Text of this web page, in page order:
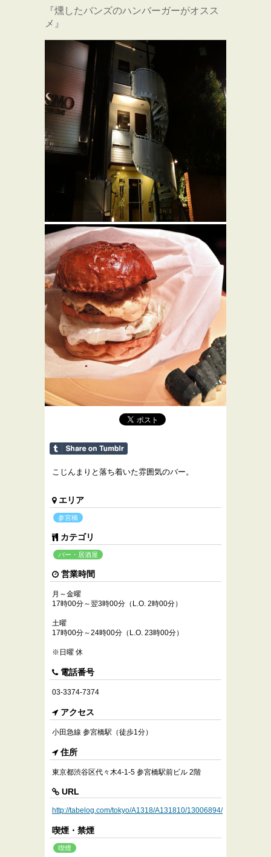
『燻したバンズのハンバーガーがオスス
メ』
こじんまりと落ち着いた雰囲気のバー。
エリア
参宮橋
カテゴリ
バー・居酒屋
営業時間
月～金曜
17時00分～翌3時00分（L.O. 2時00分）
土曜
17時00分～24時00分（L.O. 23時00分）
※日曜 休
電話番号
03-3374-7374
アクセス
小田急線 参宮橋駅（徒歩1分）
住所
東京都渋谷区代々木4-1-5 参宮橋駅前ビル 2階
URL
http://tabelog.com/tokyo/A1318/A131810/13006894/
喫煙・禁煙
喫煙